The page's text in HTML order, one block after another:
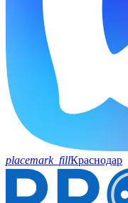
placemark_fillКраснодар